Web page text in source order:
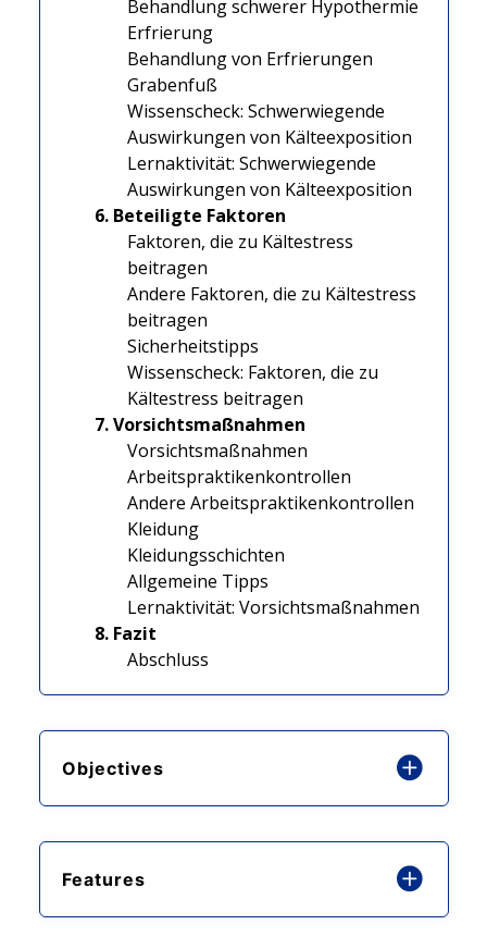
Behandlung schwerer Hypothermie
Erfrierung
Behandlung von Erfrierungen
Grabenfuß
Wissenscheck: Schwerwiegende
Auswirkungen von Kälteexposition
Lernaktivität: Schwerwiegende
Auswirkungen von Kälteexposition
6. Beteiligte Faktoren
Faktoren, die zu Kältestress
beitragen
Andere Faktoren, die zu Kältestress
beitragen
Sicherheitstipps
Wissenscheck: Faktoren, die zu
Kältestress beitragen
7. Vorsichtsmaßnahmen
Vorsichtsmaßnahmen
Arbeitspraktikenkontrollen
Andere Arbeitspraktikenkontrollen
Kleidung
Kleidungsschichten
Allgemeine Tipps
Lernaktivität: Vorsichtsmaßnahmen
8. Fazit
Abschluss
Objectives
Features